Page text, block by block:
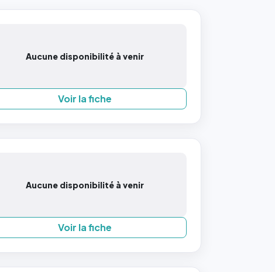
Aucune disponibilité à venir
Voir la fiche
Aucune disponibilité à venir
Voir la fiche